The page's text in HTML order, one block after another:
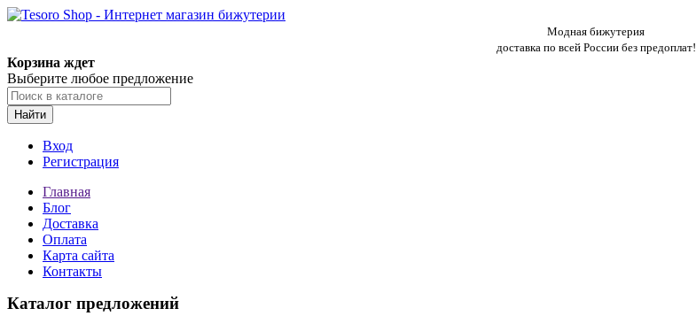
Модная бижутерия
доставка по всей России без предоплат!
Корзина ждет
Выберите любое предложение
Найти
Вход
Регистрация
Главная
Блог
Доставка
Оплата
Карта сайта
Контакты
Каталог предложений